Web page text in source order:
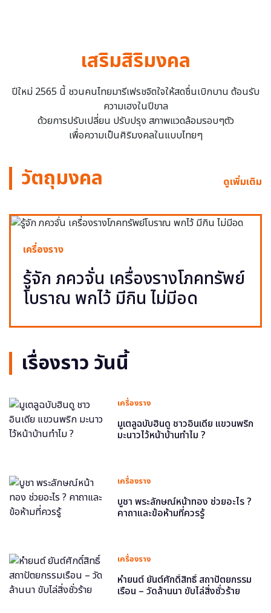
เสริมสิริมงคล
ปีใหม่ 2565 นี้ ชวนคนไทยมารีเฟรชจิตใจให้สดชื่นเบิกบาน ต้อนรับ
ความเฮงในปีขาล
ด้วยการปรับเปลี่ยน ปรับปรุง สภาพแวดล้อมรอบๆตัว
เพื่อความเป็นศิริมงคลในแบบไทยๆ
วัตถุมงคล ดูเพิ่มเติม
เครื่องราง
รู้จัก ภควจั่น เครื่องรางโภคทรัพย์
โบราณ พกไว้ มีกิน ไม่มีอด
เรื่องราว วันนี้
เครื่องราง
มูเตลูฉบับฮินดู ชาวอินเดีย แขวนพริก
มะนาวไว้หน้าบ้านทำไม ?
เครื่องราง
บูชา พระลักษณ์หน้าทอง ช่วยอะไร ?
คาถาและข้อห้ามที่ควรรู้
เครื่องราง
หำยนต์ ยันต์ศักดิ์สิทธิ์ สถาปัตยกรรม
เรือน – วัดล้านนา ขับไล่สิ่งชั่วร้าย